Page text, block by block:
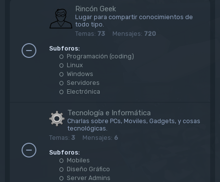
Rincón Geek
Lugar para compartir conocimientos de
todo tipo.
Temas: 73 Mensajes: 720
Subforos:
Programación (coding)
Linux
Windows
Servidores
Electrónica
Tecnología e Informática
Charlas sobre PCs, Moviles, Gadgets, y cosas
tecnológicas.
Temas: 3 Mensajes: 6
Subforos:
Mobiles
Diseño Gráfico
Server Admins